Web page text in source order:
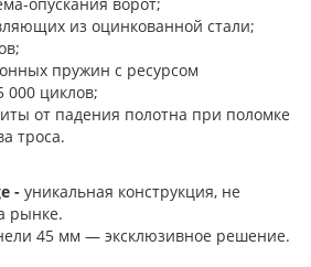
из оцинкованной стали;
пружин с ресурсом
000 циклов;
от падения полотна при поломке
троса.
- уникальная конструкция, не
рынке.
45 мм — эксклюзивное решение.